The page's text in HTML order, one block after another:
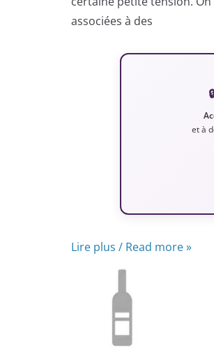
associées à des
et à
Lire plus / Read more »